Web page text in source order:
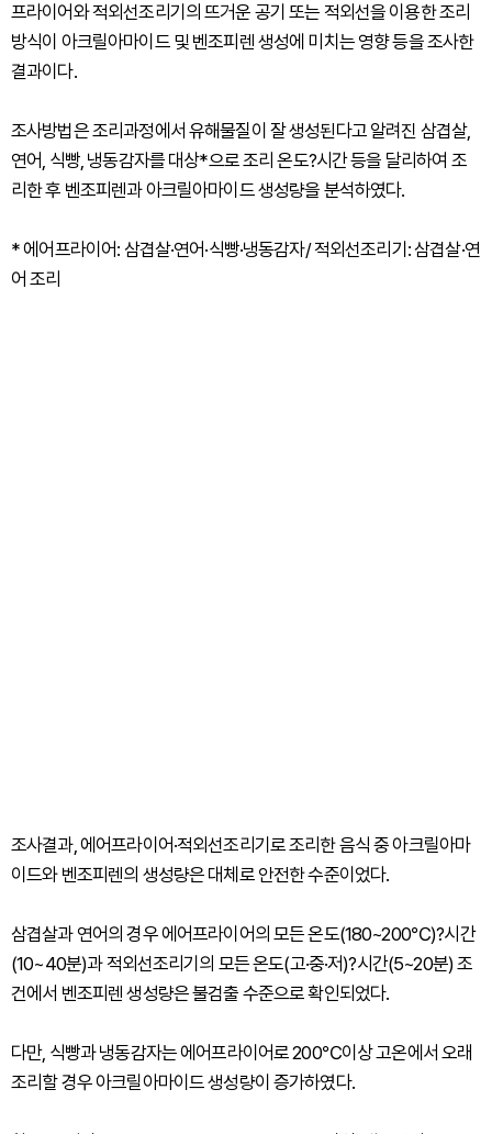
프라이어와 적외선조리기의 뜨거운 공기 또는 적외선을 이용한 조리
방식이 아크릴아마이드 및 벤조피렌 생성에 미치는 영향 등을 조사한
결과이다.
조사방법은 조리과정에서 유해물질이 잘 생성된다고 알려진 삼겹살,
연어, 식빵, 냉동감자를 대상*으로 조리 온도?시간 등을 달리하여 조
리한 후 벤조피렌과 아크릴아마이드 생성량을 분석하였다.
* 에어프라이어: 삼겹살·연어·식빵·냉동감자/ 적외선조리기: 삼겹살·연
어 조리
조사결과, 에어프라이어·적외선조리기로 조리한 음식 중 아크릴아마
이드와 벤조피렌의 생성량은 대체로 안전한 수준이었다.
삼겹살과 연어의 경우 에어프라이어의 모든 온도(180~200℃)?시간
(10~40분)과 적외선조리기의 모든 온도(고·중·저)?시간(5~20분) 조
건에서 벤조피렌 생성량은 불검출 수준으로 확인되었다.
다만, 식빵과 냉동감자는 에어프라이어로 200℃이상 고온에서 오래
조리할 경우 아크릴아마이드 생성량이 증가하였다.